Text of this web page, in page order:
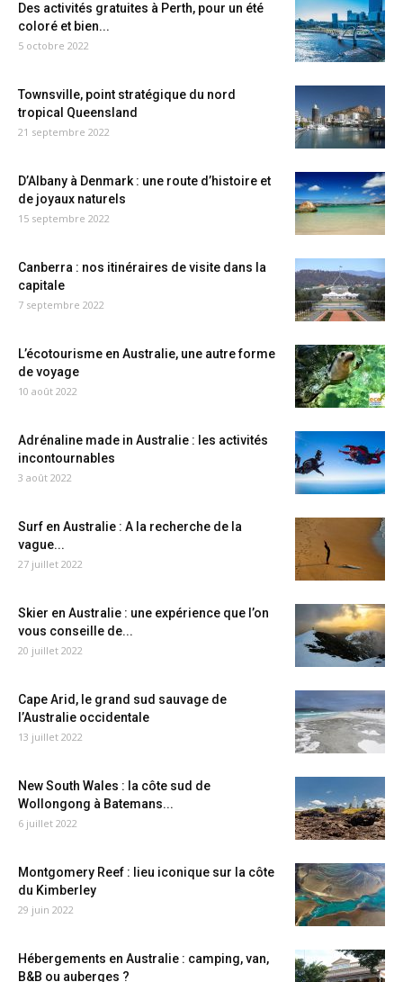
Des activités gratuites à Perth, pour un été
coloré et bien...
5 octobre 2022
Townsville, point stratégique du nord
tropical Queensland
21 septembre 2022
D’Albany à Denmark : une route d’histoire et
de joyaux naturels
15 septembre 2022
Canberra : nos itinéraires de visite dans la
capitale
7 septembre 2022
L’écotourisme en Australie, une autre forme
de voyage
10 août 2022
Adrénaline made in Australie : les activités
incontournables
3 août 2022
Surf en Australie : A la recherche de la
vague...
27 juillet 2022
Skier en Australie : une expérience que l’on
vous conseille de...
20 juillet 2022
Cape Arid, le grand sud sauvage de
l’Australie occidentale
13 juillet 2022
New South Wales : la côte sud de
Wollongong à Batemans...
6 juillet 2022
Montgomery Reef : lieu iconique sur la côte
du Kimberley
29 juin 2022
Hébergements en Australie : camping, van,
B&B ou auberges ?